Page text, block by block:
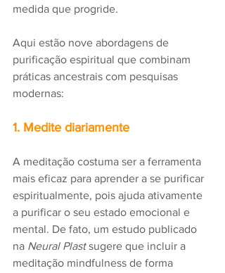
medida que progride.
Aqui estão nove abordagens de
purificação espiritual que combinam
práticas ancestrais com pesquisas
modernas:
1. Medite diariamente
A meditação costuma ser a ferramenta
mais eficaz para aprender a se purificar
espiritualmente, pois ajuda ativamente
a purificar o seu estado emocional e
mental. De fato, um estudo publicado
na Neural Plast sugere que incluir a
meditação mindfulness de forma